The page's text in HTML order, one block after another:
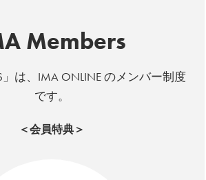
Members
」は、IMA ONLINE のメンバー制度
です。
＜会員特典＞